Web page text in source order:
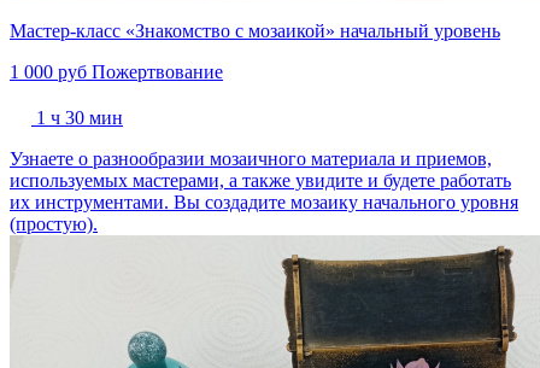
Мастер-класс «Знакомство с мозаикой» начальный уровень
1 000 руб Пожертвование
1 ч 30 мин
Узнаете о разнообразии мозаичного материала и приемов,
используемых мастерами, а также увидите и будете работать
их инструментами. Вы создадите мозаику начального уровня
(простую).